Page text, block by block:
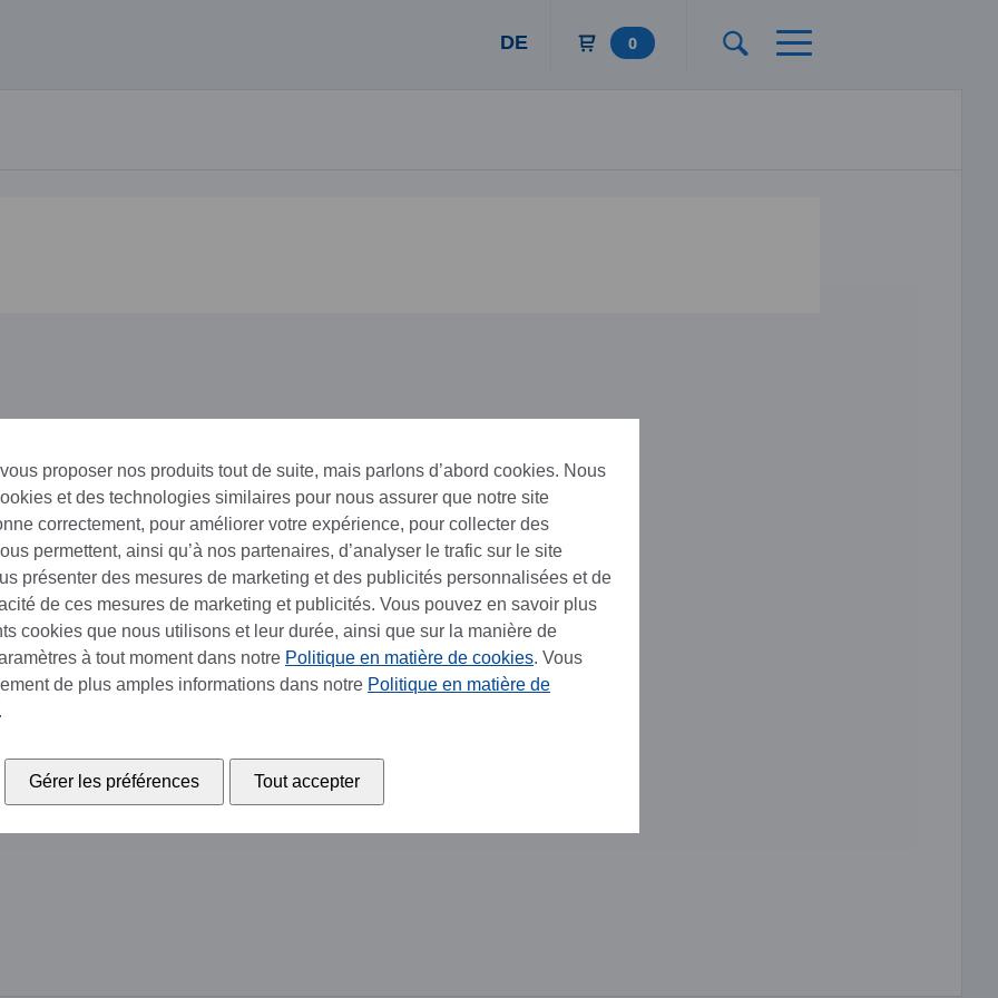
DE 0
proposer nos produits tout de suite, mais parlons d’abord cookies. Nous
et des technologies similaires pour nous assurer que notre site
correctement, pour améliorer votre expérience, pour collecter des
permettent, ainsi qu’à nos partenaires, d’analyser le trafic sur le site
présenter des mesures de marketing et des publicités personnalisées et de
de ces mesures de marketing et publicités. Vous pouvez en savoir plus
cookies que nous utilisons et leur durée, ainsi que sur la manière de
à tout moment dans notre Politique en matière de cookies. Vous
de plus amples informations dans notre Politique en matière de
.
Gérer les préférences Tout accepter